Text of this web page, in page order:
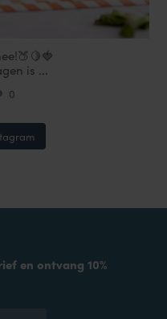
is ...
0
en ontvang 10%